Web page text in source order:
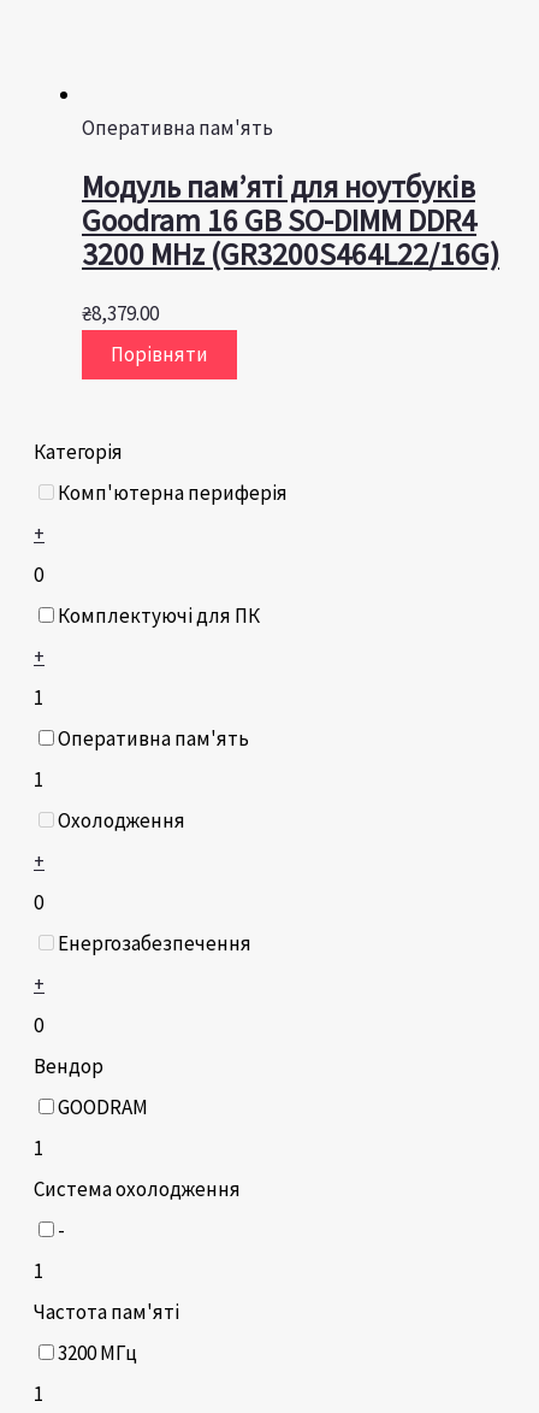
Категорія
Комп'ютерна периферія
+
0
Комплектуючі для ПК
+
1
Оперативна пам'ять
1
Охолодження
+
0
Енергозабезпечення
+
0
Вендор
GOODRAM
1
Система охолодження
-
1
Частота пам'яті
3200 МГц
1
Оперативна пам'ять
Модуль пам’яті для ноутбуків
Goodram 16 GB SO-DIMM DDR4
3200 MHz (GR3200S464L22/16G)
₴8,379.00
Порівняти